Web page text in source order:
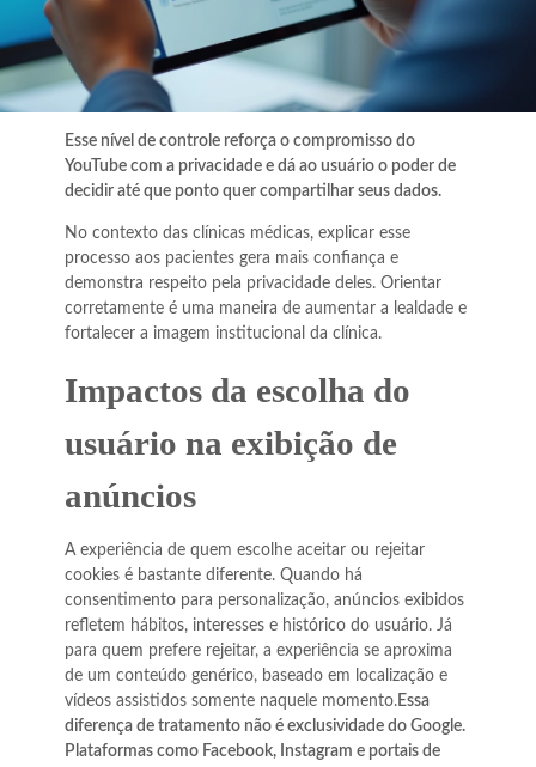
Esse nível de controle reforça o compromisso do
YouTube com a privacidade e dá ao usuário o poder de
decidir até que ponto quer compartilhar seus dados.
No contexto das clínicas médicas, explicar esse
processo aos pacientes gera mais confiança e
demonstra respeito pela privacidade deles. Orientar
corretamente é uma maneira de aumentar a lealdade e
fortalecer a imagem institucional da clínica.
Impactos da escolha do
usuário na exibição de
anúncios
A experiência de quem escolhe aceitar ou rejeitar
cookies é bastante diferente. Quando há
consentimento para personalização, anúncios exibidos
refletem hábitos, interesses e histórico do usuário. Já
para quem prefere rejeitar, a experiência se aproxima
de um conteúdo genérico, baseado em localização e
vídeos assistidos somente naquele momento.Essa
diferença de tratamento não é exclusividade do Google.
Plataformas como Facebook, Instagram e portais de